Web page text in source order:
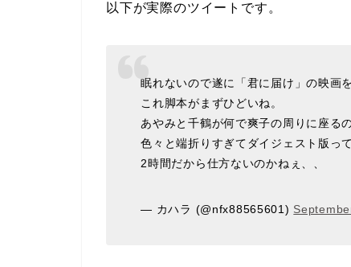
以下が実際のツイートです。
眠れないので遂に「君に届け」の映画
これ脚本がまずひどいね。
あやみと千鶴が何で爽子の周りに座る
色々と端折りすぎてダイジェスト版って
2時間だから仕方ないのかねぇ、、
— カハラ (@nfx88565601)